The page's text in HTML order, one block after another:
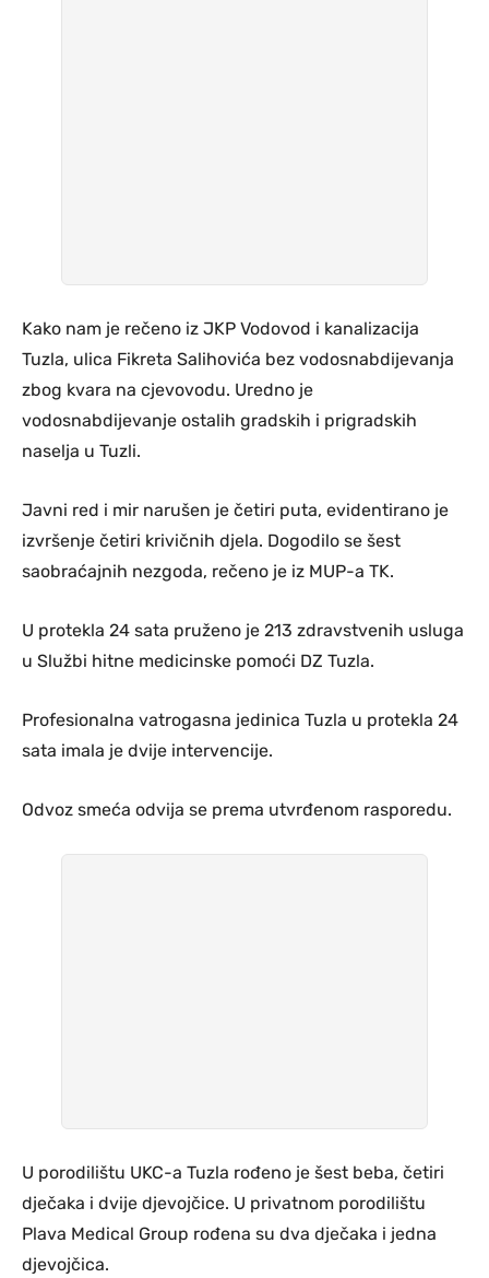
Kako nam je rečeno iz JKP Vodovod i kanalizacija
Tuzla, ulica Fikreta Salihovića bez vodosnabdijevanja
zbog kvara na cjevovodu. Uredno je
vodosnabdijevanje ostalih gradskih i prigradskih
naselja u Tuzli.
Javni red i mir narušen je četiri puta, evidentirano je
izvršenje četiri krivičnih djela. Dogodilo se šest
saobraćajnih nezgoda, rečeno je iz MUP-a TK.
U protekla 24 sata pruženo je 213 zdravstvenih usluga
u Službi hitne medicinske pomoći DZ Tuzla.
Profesionalna vatrogasna jedinica Tuzla u protekla 24
sata imala je dvije intervencije.
Odvoz smeća odvija se prema utvrđenom rasporedu.
U porodilištu UKC-a Tuzla rođeno je šest beba, četiri
dječaka i dvije djevojčice. U privatnom porodilištu
Plava Medical Group rođena su dva dječaka i jedna
djevojčica.